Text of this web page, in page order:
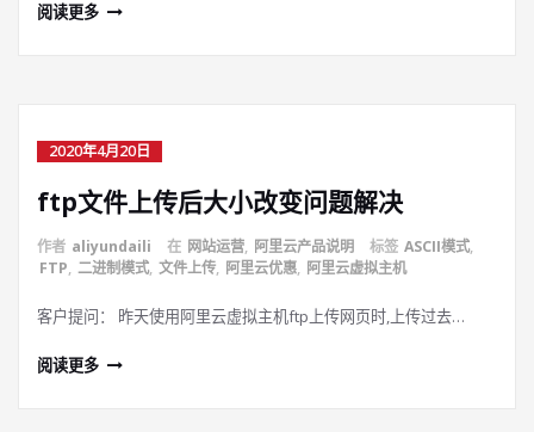
阅读更多
2020年4月20日
ftp文件上传后大小改变问题解决
作者 aliyundaili 在 网站运营, 阿里云产品说明 标签 ASCII模式,
FTP, 二进制模式, 文件上传, 阿里云优惠, 阿里云虚拟主机
客户提问： 昨天使用阿里云虚拟主机ftp上传网页时,上传过去…
阅读更多